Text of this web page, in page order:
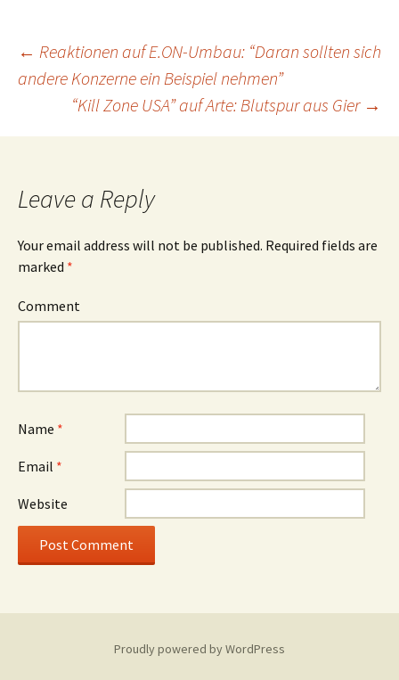
Post
navigation
← Reaktionen auf E.ON-Umbau: “Daran sollten sich
andere Konzerne ein Beispiel nehmen”
“Kill Zone USA” auf Arte: Blutspur aus Gier →
Leave a Reply
Your email address will not be published. Required fields are
marked *
Comment
Name *
Email *
Website
Proudly powered by WordPress